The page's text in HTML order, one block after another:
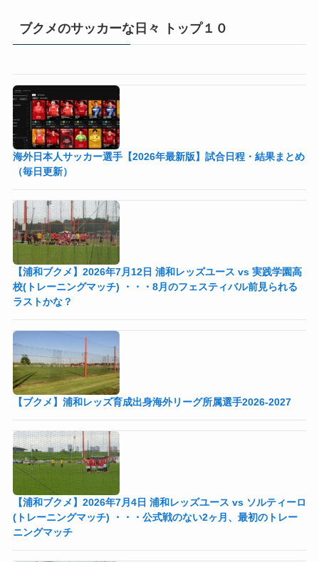
ブクメのサッカーな日々 トップ１０
海外日本人サッカー選手【2026年最新版】試合日程・結果まとめ
（毎日更新）
【浦和ブクメ】2026年7月12日 浦和レッズユース vs 実践学園高
校(トレーニングマッチ) ・・・8月のフェスティバル前見られる
ラストかな？
【ブクメ】浦和レッズ育成出身海外リーグ所属選手2026-2027
【浦和ブクメ】2026年7月4日 浦和レッズユース vs ソルティーロ
(トレーニングマッチ) ・・・公式戦のない2ヶ月、最初のトレー
ニングマッチ